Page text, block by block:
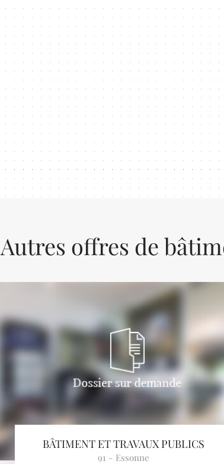
Autres offres de
BÂTIMENT ET TRAVAUX PUBLICS
91 - Essonne